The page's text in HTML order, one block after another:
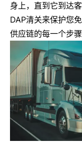
身上，直到它到达
DAP清关来保护您
供应链的每一个步
*您已阅读并